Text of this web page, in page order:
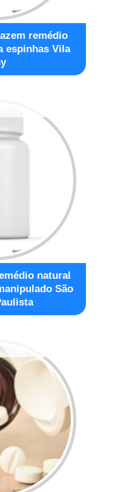
remédio
espinhas Vila
natural
São